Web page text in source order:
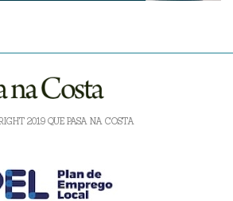
2019 QUE PASA NA COSTA